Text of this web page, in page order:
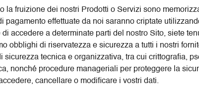
la fruizione dei nostri Prodotti o Servizi sono
pagamento effettuate da noi saranno criptate
accedere a determinate parti del nostro Sito, siete
obblighi di riservatezza e sicurezza a tutti i nostri
sicurezza tecnica e organizzativa, tra cui crittografia,
nonché procedure manageriali per proteggere la
cancellare o modificare i vostri dati.